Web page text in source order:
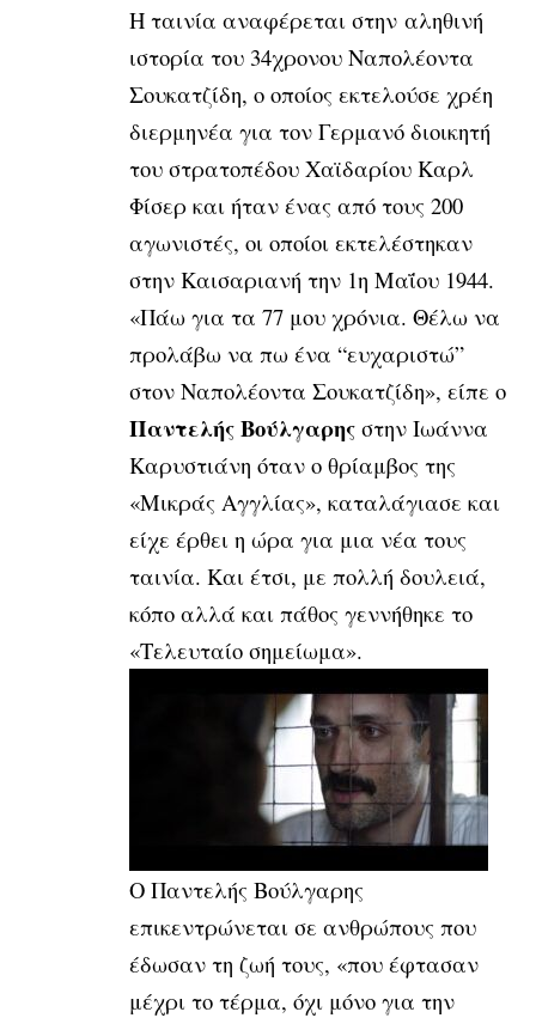
Η ταινία αναφέρεται στην αληθινή
ιστορία του 34χρονου Ναπολέοντα
Σουκατζίδη, ο οποίος εκτελούσε χρέη
διερμηνέα για τον Γερμανό διοικητή
του στρατοπέδου Χαϊδαρίου Καρλ
Φίσερ και ήταν ένας από τους 200
αγωνιστές, οι οποίοι εκτελέστηκαν
στην Καισαριανή την 1η Μαΐου 1944.
«Πάω για τα 77 μου χρόνια. Θέλω να
προλάβω να πω ένα “ευχαριστώ”
στον Ναπολέοντα Σουκατζίδη», είπε ο
Παντελής Βούλγαρης στην Ιωάννα
Καρυστιάνη όταν ο θρίαμβος της
«Μικράς Αγγλίας», καταλάγιασε και
είχε έρθει η ώρα για μια νέα τους
ταινία. Και έτσι, με πολλή δουλειά,
κόπο αλλά και πάθος γεννήθηκε το
«Τελευταίο σημείωμα».
Ο Παντελής Βούλγαρης
επικεντρώνεται σε ανθρώπους που
έδωσαν τη ζωή τους, «που έφτασαν
μέχρι το τέρμα, όχι μόνο για την